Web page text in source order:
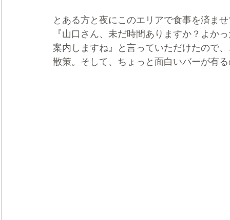
とある方と夜にこのエリアで食事を済ま
『山口さん、未だ時間ありますか？よか
案内しますね』と言っていただけたので
散策。そして、ちょっと面白いバーが有